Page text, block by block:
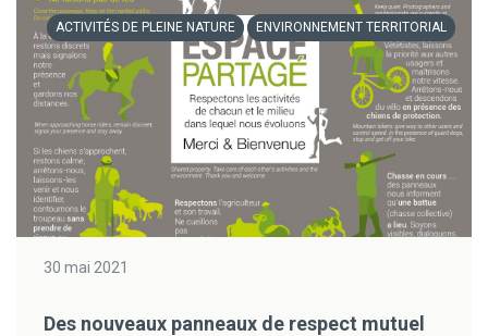
ACTIVITÉS DE PLEINE NATURE ENVIRONNEMENT TERRITORIAL
30 mai 2021
Des nouveaux panneaux de respect mutuel